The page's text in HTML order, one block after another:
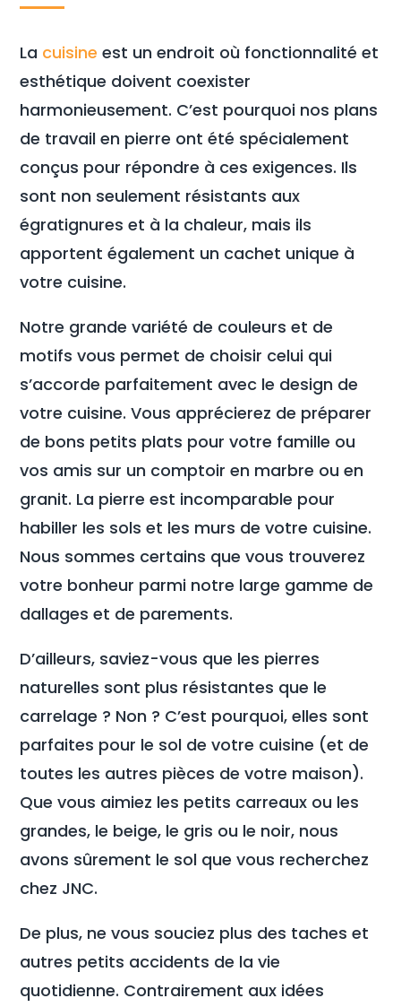
La cuisine est un endroit où fonctionnalité et
esthétique doivent coexister
harmonieusement. C’est pourquoi nos plans
de travail en pierre ont été spécialement
conçus pour répondre à ces exigences. Ils
sont non seulement résistants aux
égratignures et à la chaleur, mais ils
apportent également un cachet unique à
votre cuisine.
Notre grande variété de couleurs et de
motifs vous permet de choisir celui qui
s’accorde parfaitement avec le design de
votre cuisine. Vous apprécierez de préparer
de bons petits plats pour votre famille ou
vos amis sur un comptoir en marbre ou en
granit. La pierre est incomparable pour
habiller les sols et les murs de votre cuisine.
Nous sommes certains que vous trouverez
votre bonheur parmi notre large gamme de
dallages et de parements.
D’ailleurs, saviez-vous que les pierres
naturelles sont plus résistantes que le
carrelage ? Non ? C’est pourquoi, elles sont
parfaites pour le sol de votre cuisine (et de
toutes les autres pièces de votre maison).
Que vous aimiez les petits carreaux ou les
grandes, le beige, le gris ou le noir, nous
avons sûrement le sol que vous recherchez
chez JNC.
De plus, ne vous souciez plus des taches et
autres petits accidents de la vie
quotidienne. Contrairement aux idées